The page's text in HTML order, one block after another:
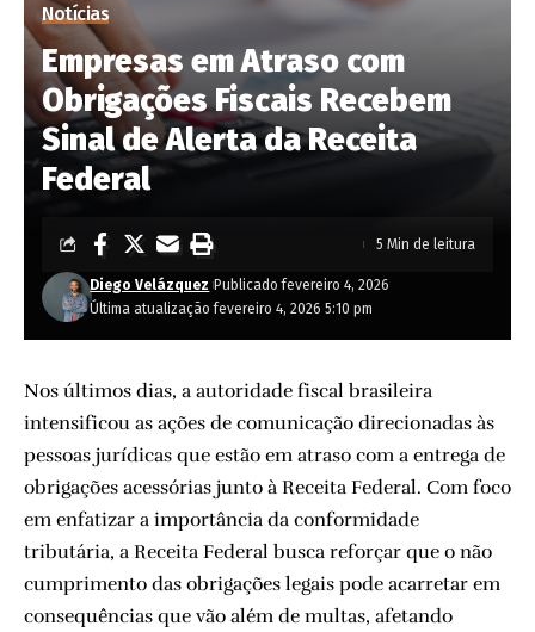
Notícias
Empresas em Atraso com
Obrigações Fiscais Recebem
Sinal de Alerta da Receita
Federal
Última atualização fevereiro 4, 2026 5:10 pm
Diego Velázquez Publicado fevereiro 4, 2026
5 Min de leitura
Nos últimos dias, a autoridade fiscal brasileira
intensificou as ações de comunicação direcionadas às
pessoas jurídicas que estão em atraso com a entrega de
obrigações acessórias junto à Receita Federal. Com foco
em enfatizar a importância da conformidade
tributária, a Receita Federal busca reforçar que o não
cumprimento das obrigações legais pode acarretar em
consequências que vão além de multas, afetando